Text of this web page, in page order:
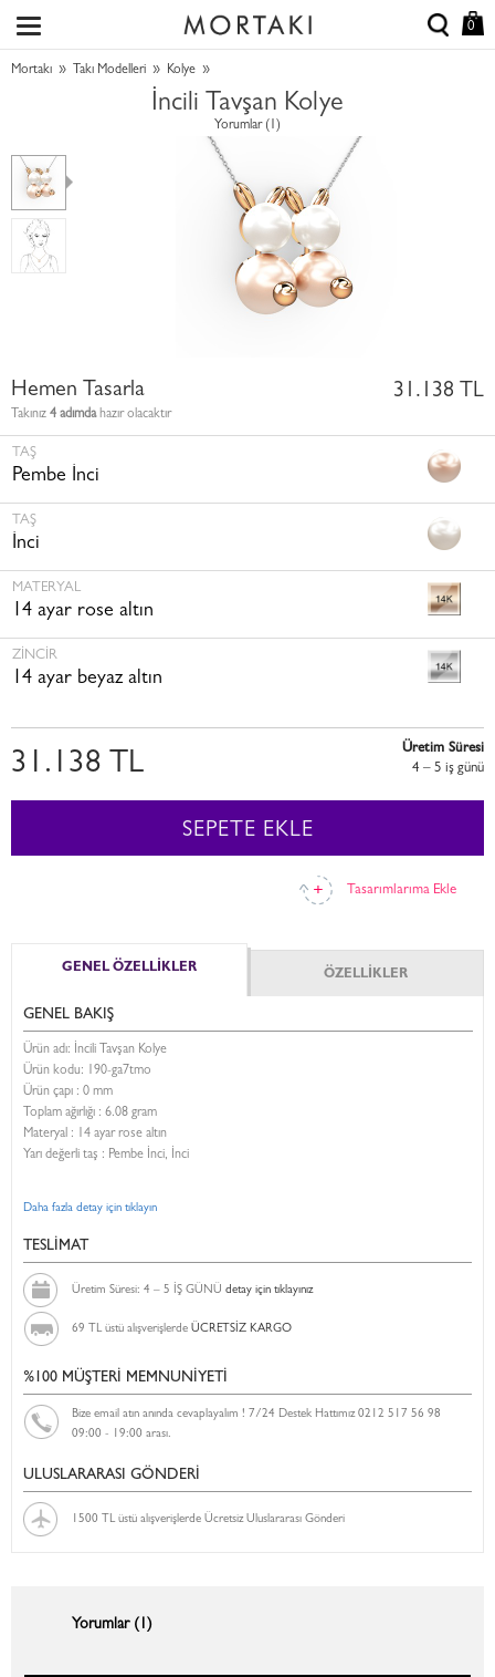
0
Mortakı » Takı Modelleri » Kolye »
İncili Tavşan Kolye
Yorumlar (1)
Hemen Tasarla
Takınız 4 adımdahazır olacaktır
31.138 TL
TAŞ
Pembe İnci
TAŞ
İnci
MATERYAL
14 ayar rose altın
ZINCIR
14 ayar beyaz altın
Tasarımlarıma Ekle
31.138 TL
Üretim Süresi
4 – 5 i̇ş günü
SEPETE EKLE
GENEL ÖZELLİKLER ÖZELLİKLER
GENEL BAKIŞ
Ürün adı: İncili Tavşan Kolye
Ürün kodu: 190-ga7tmo
Ürün çapı : 0 mm
Toplam ağırlığı : 6.08 gram
Materyal : 14 ayar rose altın
Yarı değerli taş : Pembe İnci, İnci
Daha fazla detay için tıklayın
TESLİMAT
Üretim Süresi: 4 – 5 İŞ GÜNÜ detay için tıklayınız
69 TL üstü alışverişlerde ÜCRETSİZ KARGO
%100 MÜŞTERİ MEMNUNİYETİ
Bize email atın anında cevaplayalım ! 7/24 Destek Hattımız 0212 517 56 98
09:00 - 19:00 arası.
ULUSLARARASI GÖNDERİ
1500 TL üstü alışverişlerde Ücretsiz Uluslararası Gönderi
Yorumlar (1)